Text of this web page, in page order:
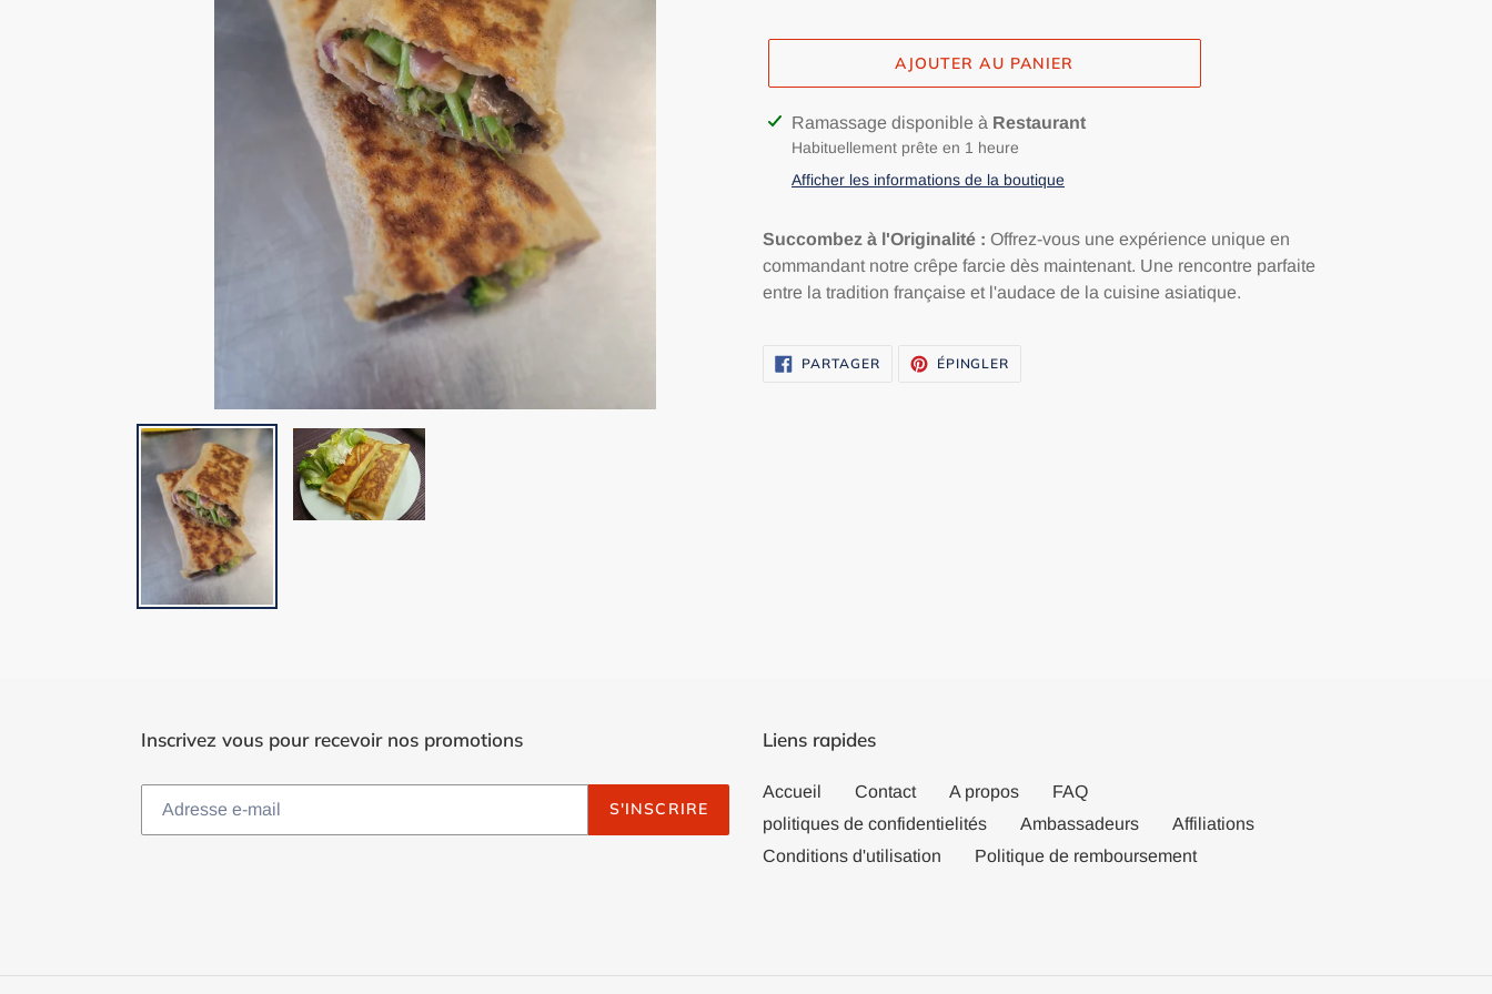
AJOUTER AU PANIER
Ajout
d'un
produit
Ramassage disponible à Restaurant
Habituellement prête en 1 heure
Afficher les informations de la boutique
Succombez à l'Originalité : Offrez-vous une expérience unique en
commandant notre crêpe farcie dès maintenant. Une rencontre parfaite
entre la tradition française et l'audace de la cuisine asiatique.
PARTAGERPARTAGER
SUR
ÉPINGLER
Inscrivez vous pour recevoir nos promotions
S'INSCRIRE
Liens rapides
Accueil Contact A propos
FAQ
politiques de confidentielités
Ambassadeurs
Affiliations
Conditions d'utilisation
Politique de remboursement